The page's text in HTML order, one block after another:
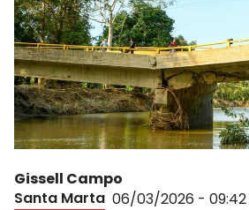
Gissell Campo
Santa Marta 06/03/2026 - 09:42